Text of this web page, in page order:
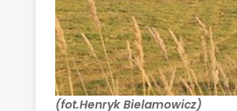
(fot.Henryk Bielamowicz)